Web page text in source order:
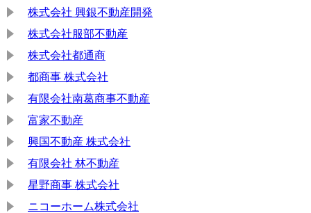
株式会社 興銀不動産開発
株式会社服部不動産
株式会社都通商
都商事 株式会社
有限会社南葛商事不動産
富家不動産
興国不動産 株式会社
有限会社 林不動産
星野商事 株式会社
ニコーホーム株式会社